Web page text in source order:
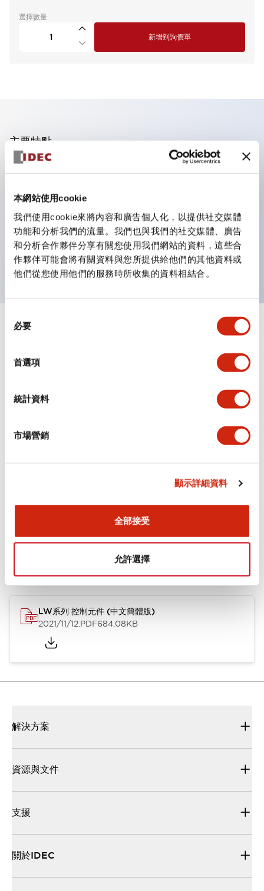
本網站使用cookie
我們使用cookie來將內容和廣告個人化，以提供社交媒體
功能和分析我們的流量。我們也與我們的社交媒體、廣告
和分析合作夥伴分享有關您使用我們網站的資料，這些合
作夥伴可能會將有關資料與您所提供給他們的其他資料或
他們從您使用他們的服務時所收集的資料相結合。
必要
首選項
統計資料
市場營銷
顯示詳細資料
全部接受
允許選擇
選擇數量
新增到詢價單
主要特點
可進行集合密著安裝，接觸單元的拆裝在集合密著安裝時
採用刺刀機構的鎖定桿拆裝方式的分離結構。
保護結構為防噴流型，IP65（IEC 60529）。（蜂鳴器
為密閉型）
UL、CSA認證品及符合EN標準品。（蜂鳴器除外）
規格 顯示全部+
審美規範
認證與標準 技術文件
LW系列 控制元件 (中文簡體版)
2021/11/12.PDF684.08KB
解決方案
資源與文件
支援
關於IDEC